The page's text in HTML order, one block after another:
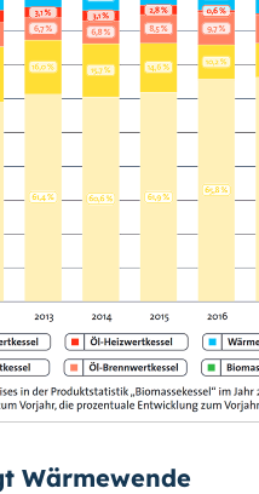
Wärmewende